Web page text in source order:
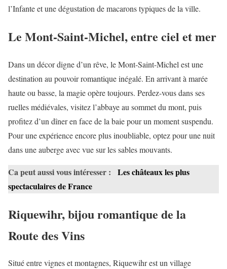
l’Infante et une dégustation de macarons typiques de la ville.
Le Mont-Saint-Michel, entre ciel et mer
Dans un décor digne d’un rêve, le Mont-Saint-Michel est une
destination au pouvoir romantique inégalé. En arrivant à marée
haute ou basse, la magie opère toujours. Perdez-vous dans ses
ruelles médiévales, visitez l’abbaye au sommet du mont, puis
profitez d’un dîner en face de la baie pour un moment suspendu.
Pour une expérience encore plus inoubliable, optez pour une nuit
dans une auberge avec vue sur les sables mouvants.
Ca peut aussi vous intéresser :
Les châteaux les plus
spectaculaires de France
Riquewihr, bijou romantique de la
Route des Vins
Situé entre vignes et montagnes, Riquewihr est un village